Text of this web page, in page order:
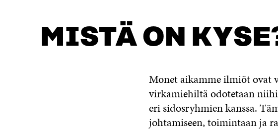
MISTÄ ON
Monet aikamme ilmiöt ovat
virkamiehiltä odotetaan
eri sidosryhmien kanssa.
johtamiseen, toimintaan ja